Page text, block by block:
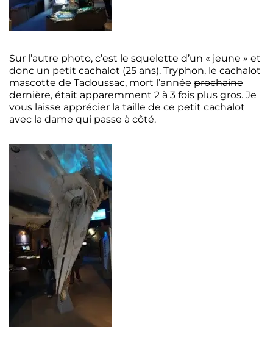
Sur l’autre photo, c’est le squelette d’un « jeune » et
donc un petit cachalot (25 ans). Tryphon, le cachalot
mascotte de Tadoussac, mort l’année prochaine
dernière, était apparemment 2 à 3 fois plus gros. Je
vous laisse apprécier la taille de ce petit cachalot
avec la dame qui passe à côté.